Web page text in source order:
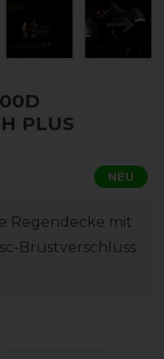
PLUS
NEU
Regendecke mit
Brustverschluss